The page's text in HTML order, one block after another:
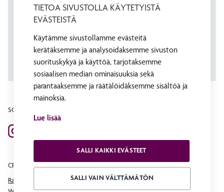
SOME
CROWNE PLAZA HELSINKI – HESPERIA
Ravintola ja baari
TIETOA SIVUSTOLLA KÄYTETYISTÄ
EVÄSTEISTÄ
Käytämme sivustollamme evästeitä
kerätäksemme ja analysoidaksemme sivuston
suorituskykyä ja käyttöä, tarjotaksemme
sosiaalisen median ominaisuuksia sekä
parantaaksemme ja räätälöidäksemme sisältöä ja
mainoksia.
Lue lisää
SALLI KAIKKI EVÄSTEET
SALLI VAIN VÄLTTÄMÄTÖN